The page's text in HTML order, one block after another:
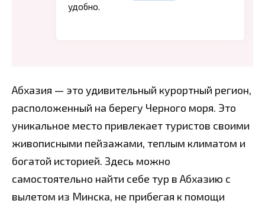
удобно.
Абхазия — это удивительный курортный регион,
расположенный на берегу Черного моря. Это
уникальное место привлекает туристов своими
живописными пейзажами, теплым климатом и
богатой историей. Здесь можно
самостоятельно найти себе тур в Абхазию с
вылетом из Минска, не прибегая к помощи